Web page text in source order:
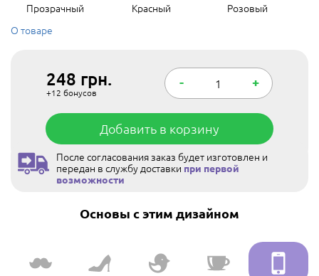
Прозрачный Красный
Розовый
О товаре
248 грн.
+12 бонусов
- +
Добавить в корзину
После согласования заказ будет изготовлен и
передан в службу доставки при первой
возможности
Основы с этим дизайном